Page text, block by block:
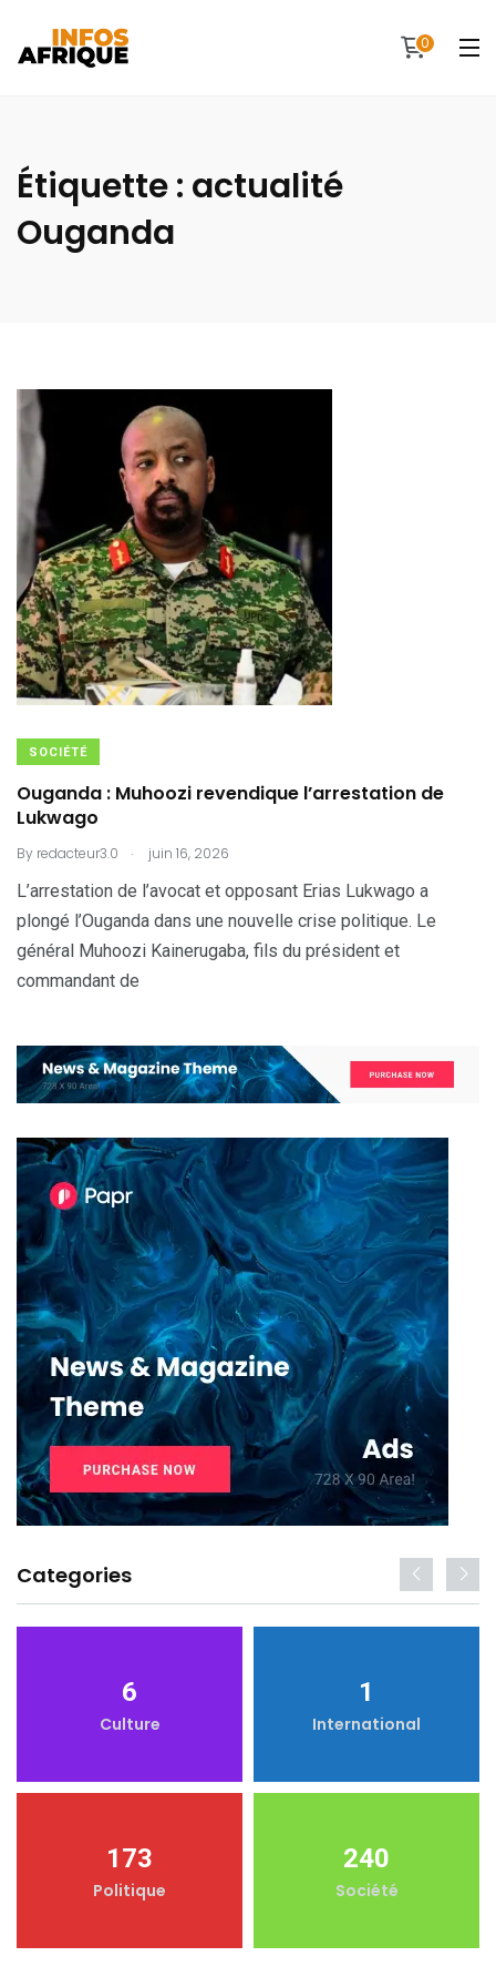
0
Étiquette : actualité
Ouganda
SOCIÉTÉ
Ouganda : Muhoozi revendique l’arrestation de
Lukwago
By redacteur3.0 . juin 16, 2026
L’arrestation de l’avocat et opposant Erias Lukwago a
plongé l’Ouganda dans une nouvelle crise politique. Le
général Muhoozi Kainerugaba, fils du président et
commandant de
Categories
6
Culture
1
International
173
Politique
240
Société